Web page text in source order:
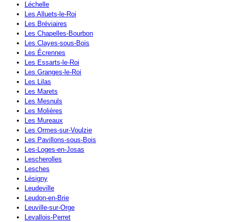
Léchelle
Les Alluets-le-Roi
Les Bréviaires
Les Chapelles-Bourbon
Les Clayes-sous-Bois
Les Écrennes
Les Essarts-le-Roi
Les Granges-le-Roi
Les Lilas
Les Marets
Les Mesnuls
Les Molières
Les Mureaux
Les Ormes-sur-Voulzie
Les Pavillons-sous-Bois
Les-Loges-en-Josas
Lescherolles
Lesches
Lésigny
Leudeville
Leudon-en-Brie
Leuville-sur-Orge
Levallois-Perret